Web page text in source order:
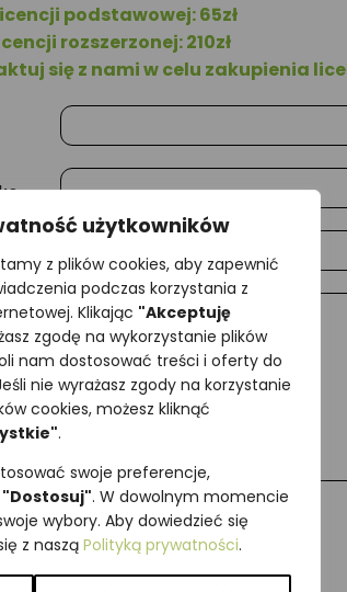
użytkowników
z plików cookies, aby zapewnić
podczas korzystania z
Klikając "Akceptuję
zgodę na wykorzystanie plików
nam dostosować treści i oferty do
nie wyrażasz zgody na korzystanie
cookies, możesz kliknąć
.
swoje preferencje,
"Dostosuj". W dowolnym momencie
wybory. Aby dowiedzieć się
z naszą Polityką prywatności.
podstawowej: 65zł
rozszerzonej: 210zł
się z nami w celu zakupienia
cena z ostatnich 30 dni:65,00zł